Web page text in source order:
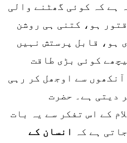
ہے کہ کوئی گھٹنے والی
ہو، کتنی ہی روشن
ہو، قابل پرستش نہیں
کوئی بڑی طاقت
سے اوجھل کر رہی
دیتی ہے۔ حضرت
کے اس تفکر سے یہ بات
ہے کہ
انسان کے